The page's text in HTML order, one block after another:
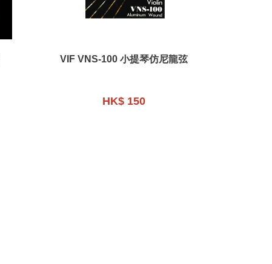
VIF VNS-100 小提琴仿尼龍弦
HK$ 150